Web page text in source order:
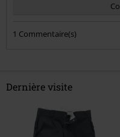
Envoyer le commentaire
1 Commentaire(s)
quoi cela correspond
Est-ce que ce
Dernière visite